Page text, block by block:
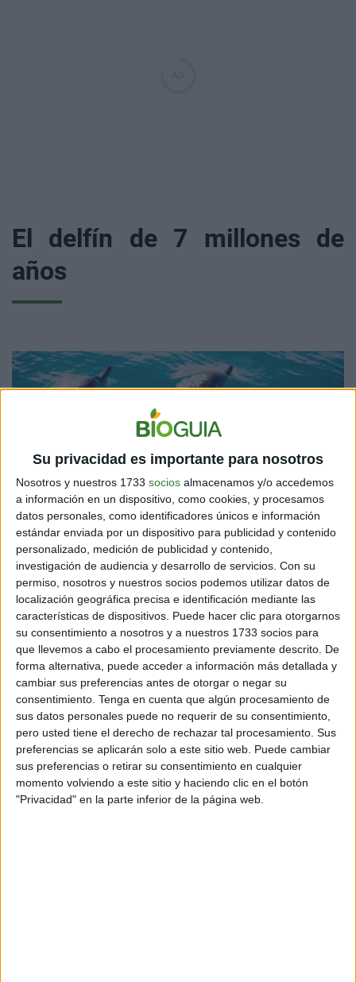
Su privacidad es importante para nosotros
Nosotros y nuestros 1733 socios almacenamos y/o accedemos
a información en un dispositivo, como cookies, y procesamos
datos personales, como identificadores únicos e información
estándar enviada por un dispositivo para publicidad y contenido
personalizado, medición de publicidad y contenido,
investigación de audiencia y desarrollo de servicios. Con su
permiso, nosotros y nuestros socios podemos utilizar datos de
localización geográfica precisa e identificación mediante las
características de dispositivos. Puede hacer clic para otorgarnos
su consentimiento a nosotros y a nuestros 1733 socios para
que llevemos a cabo el procesamiento previamente descrito. De
forma alternativa, puede acceder a información más detallada y
cambiar sus preferencias antes de otorgar o negar su
consentimiento. Tenga en cuenta que algún procesamiento de
sus datos personales puede no requerir de su consentimiento,
pero usted tiene el derecho de rechazar tal procesamiento. Sus
preferencias se aplicarán solo a este sitio web. Puede cambiar
sus preferencias o retirar su consentimiento en cualquier
momento volviendo a este sitio y haciendo clic en el botón
"Privacidad" en la parte inferior de la página web.
El delfín de 7 millones de
años
La paleontóloga Carolina Gutstein reveló que la especie
descubierta pertenece a unejemplar maduro que
existió en la época Miocena Tardía. Esta especie
residió en una formación marina costera que se
relacionaría a una extensión de lo que se conoce
actualmente como la bahía de Chesapeake.
Por otra parte, la paleontóloga de la Universidad de
Chile enfatizó que fue complejo deducir su tamaño.
Esto debido a que el fósil no está completo, pero se
pudo plantear unalongitud de dos metros
aproximadamente . Además, este nuevo espécimen
compartió su hábitat con otra especie llamada